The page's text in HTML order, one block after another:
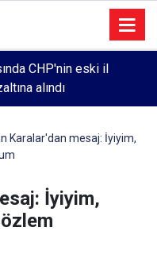
CHP'nin eski il
alındı
Karalar'dan mesaj: İyiyim,
İyiyim,